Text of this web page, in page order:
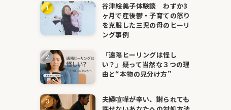
谷津絵美子体験談 わずか3
ヶ月で産後鬱・子育ての怒り
を克服した三児の母のヒーリ
ング事例
「遠隔ヒーリングは怪し
い？」疑って当然な３つの理
由と“本物の見分け方”
夫婦喧嘩が辛い、謝られても